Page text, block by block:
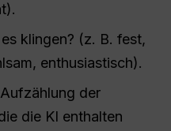
klingen? (z. B. fest,
enthusiastisch).
Aufzählung der
die KI enthalten